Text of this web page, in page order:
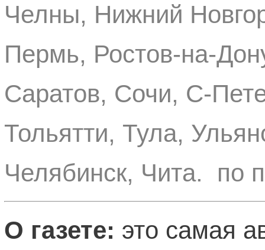
Челны, Нижний
Пермь, Ростов-на-
Саратов, Сочи, С-
Тольятти, Тула,
Челябинск, Чита. по
О газете: это самая